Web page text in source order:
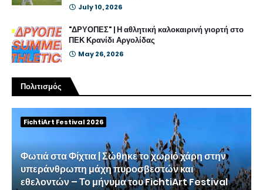
July 10, 2026
"ΔΡΥΟΠΕΣ" | Η αθλητική καλοκαιρινή γιορτή στο
ΠΕΚ Κρανίδι Αργολίδας
May 26, 2026
Πολιτισμός
FichtiArt Festival 2026
Φωτιά στα Φίχτια | Σώθηκε το χωριό χάρη στην
υπεράνθρωπη μάχη πυροσβεστών και
εθελοντών – Το μήνυμα του FichtiArt Festival